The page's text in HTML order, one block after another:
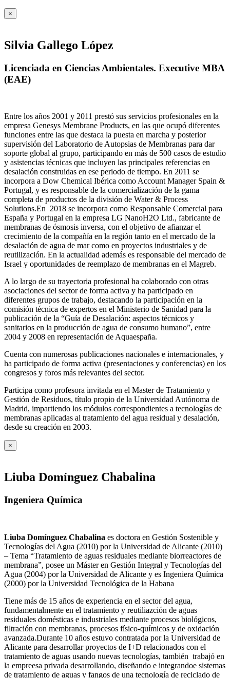
×
Silvia Gallego López
Licenciada en Ciencias Ambientales. Executive MBA
(EAE)
Entre los años 2001 y 2011 prestó sus servicios profesionales en la
empresa Genesys Membrane Products, en las que ocupó diferentes
funciones entre las que destaca la puesta en marcha y posterior
supervisión del Laboratorio de Autopsias de Membranas para dar
soporte global al grupo, participando en más de 500 casos de estudio
y asistencias técnicas que incluyen las principales referencias en
desalación construidas en ese periodo de tiempo. En 2011 se
incorpora a Dow Chemical Ibérica como Account Manager Spain &
Portugal, y es responsable de la comercialización de la gama
completa de productos de la división de Water & Process
Solutions.En 2018 se incorpora como Responsable Comercial para
España y Portugal en la empresa LG NanoH2O Ltd., fabricante de
membranas de ósmosis inversa, con el objetivo de afianzar el
crecimiento de la compañía en la región tanto en el mercado de la
desalación de agua de mar como en proyectos industriales y de
reutilización. En la actualidad además es responsable del mercado de
Israel y oportunidades de reemplazo de membranas en el Magreb.
A lo largo de su trayectoria profesional ha colaborado con otras
asociaciones del sector de forma activa y ha participado en
diferentes grupos de trabajo, destacando la participación en la
comisión técnica de expertos en el Ministerio de Sanidad para la
publicación de la “Guía de Desalación: aspectos técnicos y
sanitarios en la producción de agua de consumo humano”, entre
2004 y 2008 en representación de Aquaespaña.
Cuenta con numerosas publicaciones nacionales e internacionales, y
ha participado de forma activa (presentaciones y conferencias) en los
congresos y foros más relevantes del sector.
Participa como profesora invitada en el Master de Tratamiento y
Gestión de Residuos, título propio de la Universidad Autónoma de
Madrid, impartiendo los módulos correspondientes a tecnologías de
membranas aplicadas al tratamiento del agua residual y desalación,
desde su creación en 2003.
×
Liuba Domínguez Chabalina
Ingeniera Química
Liuba Domínguez Chabalina es doctora en Gestión Sostenible y
Tecnologías del Agua (2010) por la Universidad de Alicante (2010)
– Tema “Tratamiento de aguas residuales mediante biorreactores de
membrana”, posee un Máster en Gestión Integral y Tecnologías del
Agua (2004) por la Universidad de Alicante y es Ingeniera Química
(2000) por la Universidad Tecnológica de la Habana
Tiene más de 15 años de experiencia en el sector del agua,
fundamentalmente en el tratamiento y reutiliazción de aguas
residuales domésticas e industriales mediante procesos biológicos,
filtración con membranas, procesos físico-químicos y de oxidación
avanzada.Durante 10 años estuvo contratada por la Universidad de
Alicante para desarrollar proyectos de I+D relacionados con el
tratamiento de aguas usando nuevas tecnologías, también trabajó en
la empreesa privada desarrollando, diseñando e integrandoe sistemas
de tratamiento de aguas y fangos de una tecnología de reciclado de